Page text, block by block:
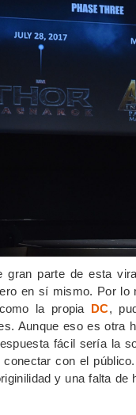
parte de esta
en sí mismo. Por
la propia DC,
Aunque eso es otra
fácil sería la
con el
y una falta